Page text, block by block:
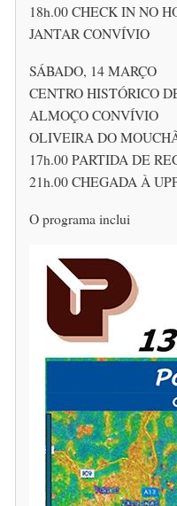
18h.00 CHECK IN NO
JANTAR CONVÍVIO
SÁBADO, 14 MARÇO
CENTRO HISTÓRICO
ALMOÇO CONVÍVIO
OLIVEIRA DO
17h.00 PARTIDA DE
21h.00 CHEGADA À
O programa inclui